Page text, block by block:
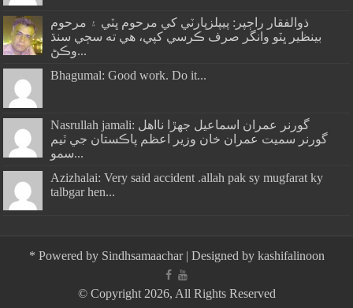
ذوالفقار راڄپر: پيپلزپارٽي کي مرحوم ڀٽي ۽ مرحوم
بينظير ڀٽو وانگر صرف ڪرسي کپي، هي ته سڄي سنڌ
وڪڻ...
Bhagumal: Good work. Do it...
Nasrullah jamali: گورنر عمران اسماعيل جھڙا نااهل
گورنر سميت عمران خان وزير اعظم پاڪستان جي ٽيم
سمو...
Azizhalai: Very said accident .allah pak sy mugfarat ky
talbgar hen...
* Powered by Sindhsamaachar| Designed by kashifalinoon
© Copyright 2026, All Rights Reserved